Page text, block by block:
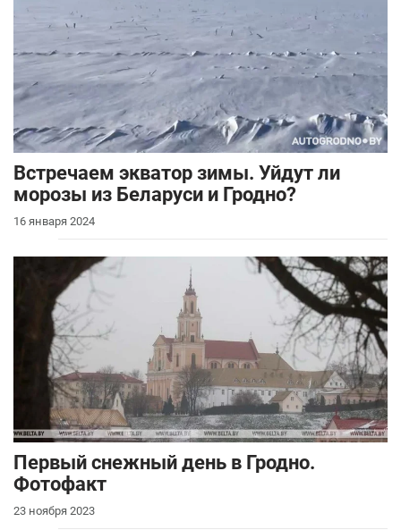
Встречаем экватор зимы. Уйдут ли
морозы из Беларуси и Гродно?
16 января 2024
Первый снежный день в Гродно.
Фотофакт
23 ноября 2023